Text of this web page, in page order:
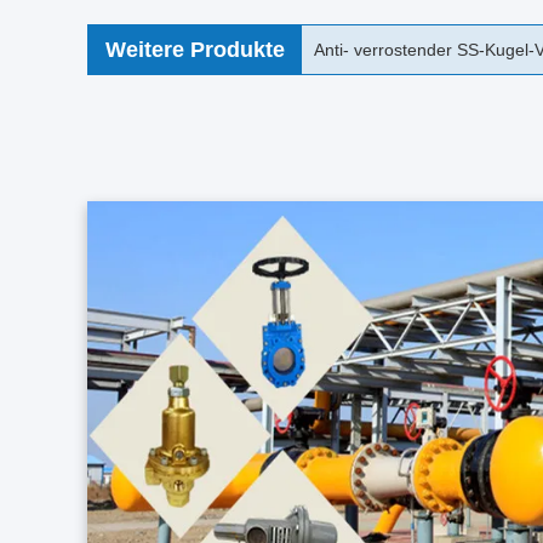
Weitere Produkte 4 LÄRM PN16 PN25 Zoll-